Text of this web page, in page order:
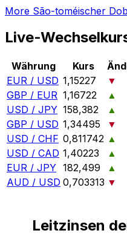
More São-toméischer
Live-
Währung Kurs
EUR / USD 1,15227
▼
GBP / EUR 1,16722
▲
USD / JPY 158,382
▲
GBP / USD 1,34495
▼
USD / CHF 0,811742 ▲
USD / CAD 1,40223
▲
EUR / JPY 182,499
▲
AUD / USD 0,703313 ▼
Leitzinsen